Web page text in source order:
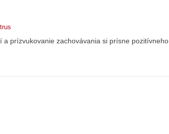
prízvukovanie zachovávania si prísne pozitívneho